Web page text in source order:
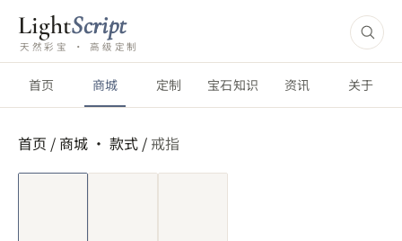
LightScript
天然彩宝 · 高级定制
首页 商城 定制 宝石知识 资讯 关于
首页 / 商城 · 款式 / 戒指
短视频